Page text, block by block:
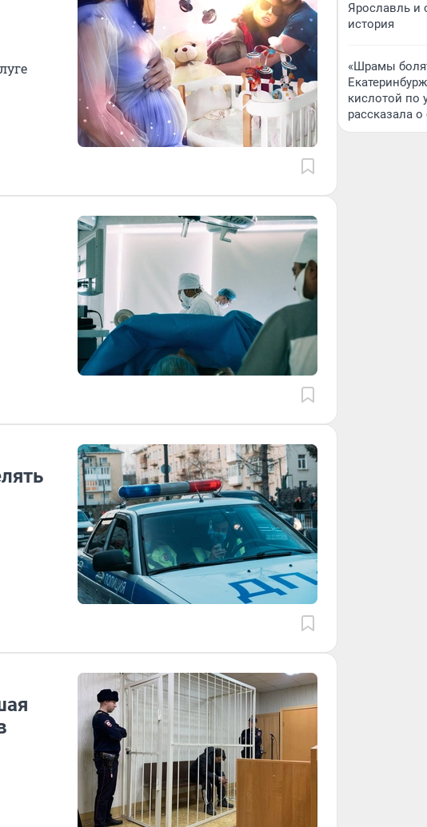
Ярославль и
история
«Шрамы
кислотой по
рассказала